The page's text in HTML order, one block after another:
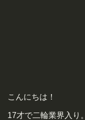
こんにちは！
17才で二輪業界入り。